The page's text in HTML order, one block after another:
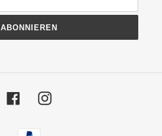
ABONNIEREN
FacebookInstagram
Zahlungsmethoden